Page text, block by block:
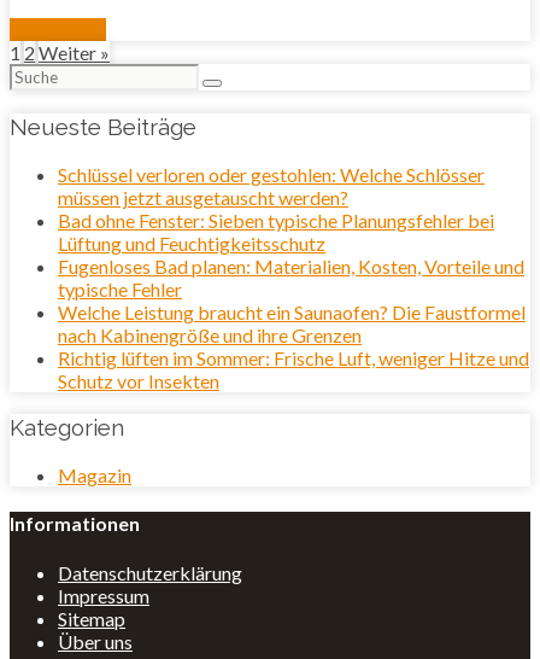
1 2 Weiter »
Suchen
nach:
Neueste Beiträge
Schlüssel verloren oder gestohlen: Welche Schlösser
müssen jetzt ausgetauscht werden?
Bad ohne Fenster: Sieben typische Planungsfehler bei
Lüftung und Feuchtigkeitsschutz
Fugenloses Bad planen: Materialien, Kosten, Vorteile und
typische Fehler
Welche Leistung braucht ein Saunaofen? Die Faustformel
nach Kabinengröße und ihre Grenzen
Richtig lüften im Sommer: Frische Luft, weniger Hitze und
Schutz vor Insekten
Kategorien
Magazin
Informationen
Datenschutzerklärung
Impressum
Sitemap
Über uns